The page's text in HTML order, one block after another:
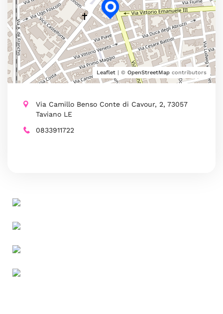
Leaflet | © OpenStreetMap contributors
Via Camillo Benso Conte di Cavour, 2, 73057
Taviano LE
0833911722